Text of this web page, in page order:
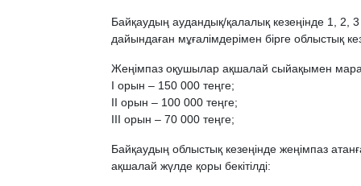
Байқаудың аудандық/қалалық кезеңінде 1, 2,
дайындаған мұғалімдерімен бірге облыстық
Жеңімпаз оқушылар ақшалай сыйақымен
І орын – 150 000 теңге;
ІІ орын – 100 000 теңге;
ІІІ орын – 70 000 теңге;
Байқаудың облыстық кезеңінде жеңімпаз
ақшалай жүлде қоры бекітілді: